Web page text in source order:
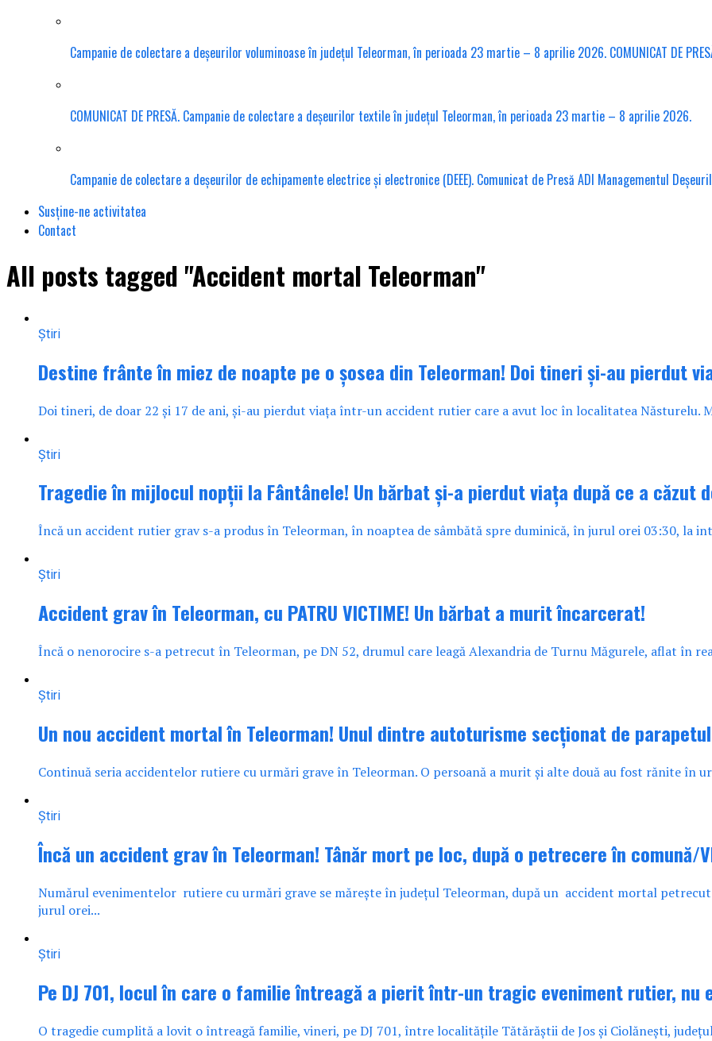
Campanie de colectare a deșeurilor voluminoase în județul Teleorman, în perioada 23 martie – 8 aprilie 2026. COMUNICAT DE
COMUNICAT DE PRESĂ. Campanie de colectare a deșeurilor textile în județul Teleorman, în perioada 23 martie – 8 aprilie 2026.
Campanie de colectare a deșeurilor de echipamente electrice și electronice (DEEE). Comunicat de Presă ADI Managementul
Susține-ne activitatea
Contact
All posts tagged "Accident mortal Teleorman"
Știri
Destine frânte în miez de noapte pe o șosea din Teleorman! Doi tineri și-au pierdut
Doi tineri, de doar 22 și 17 de ani, și-au pierdut viața într-un accident rutier care a avut loc în localitatea Năsturelu.
Știri
Tragedie în mijlocul nopții la Fântânele! Un bărbat și-a pierdut viața după ce a căzut
Încă un accident rutier grav s-a produs în Teleorman, în noaptea de sâmbătă spre duminică, în jurul orei 03:30, la
Știri
Accident grav în Teleorman, cu PATRU VICTIME! Un bărbat a murit încarcerat!
Încă o nenorocire s-a petrecut în Teleorman, pe DN 52, drumul care leagă Alexandria de Turnu Măgurele, aflat în
Știri
Un nou accident mortal în Teleorman! Unul dintre autoturisme secționat de
Continuă seria accidentelor rutiere cu urmări grave în Teleorman. O persoană a murit și alte două au fost rănite în
Știri
Încă un accident grav în Teleorman! Tânăr mort pe loc, după o petrecere în comună/
Numărul evenimentelor rutiere cu urmări grave se mărește în județul Teleorman, după un accident mortal petrecut
jurul orei...
Știri
Pe DJ 701, locul în care o familie întreagă a pierit într-un tragic eveniment rutier, nu
O tragedie cumplită a lovit o întreagă familie, vineri, pe DJ 701, între localitățile Tătărăștii de Jos și Ciolănești,